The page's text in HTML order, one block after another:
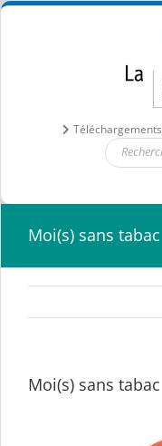
Passer
Téléchargements
Moi(s) sans tabac
Moi(s) sans tabac